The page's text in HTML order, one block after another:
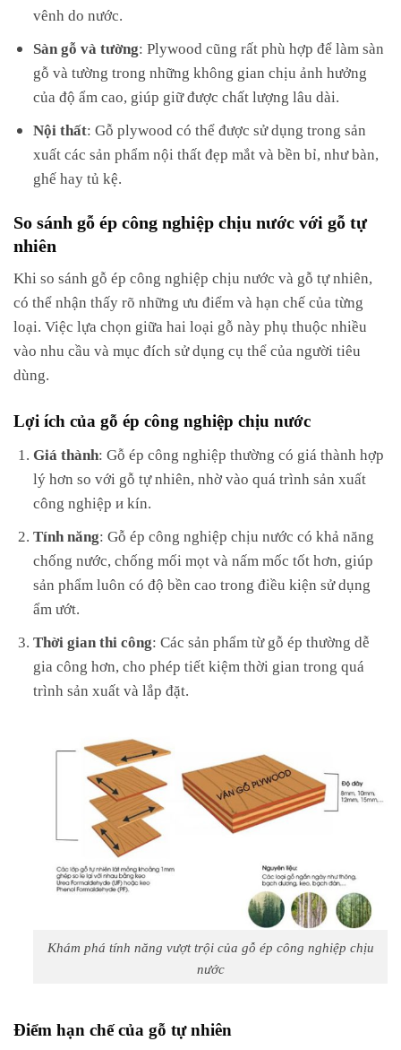
vênh do nước.
Sàn gỗ và tường: Plywood cũng rất phù hợp để làm sàn
gỗ và tường trong những không gian chịu ảnh hưởng
của độ ẩm cao, giúp giữ được chất lượng lâu dài.
Nội thất: Gỗ plywood có thể được sử dụng trong sản
xuất các sản phẩm nội thất đẹp mắt và bền bỉ, như bàn,
ghế hay tủ kệ.
So sánh gỗ ép công nghiệp chịu nước với gỗ tự
nhiên
Khi so sánh gỗ ép công nghiệp chịu nước và gỗ tự nhiên,
có thể nhận thấy rõ những ưu điểm và hạn chế của từng
loại. Việc lựa chọn giữa hai loại gỗ này phụ thuộc nhiều
vào nhu cầu và mục đích sử dụng cụ thể của người tiêu
dùng.
Lợi ích của gỗ ép công nghiệp chịu nước
Giá thành: Gỗ ép công nghiệp thường có giá thành hợp
lý hơn so với gỗ tự nhiên, nhờ vào quá trình sản xuất
công nghiệp и kín.
Tính năng: Gỗ ép công nghiệp chịu nước có khả năng
chống nước, chống mối mọt và nấm mốc tốt hơn, giúp
sản phẩm luôn có độ bền cao trong điều kiện sử dụng
ẩm ướt.
Thời gian thi công: Các sản phẩm từ gỗ ép thường dễ
gia công hơn, cho phép tiết kiệm thời gian trong quá
trình sản xuất và lắp đặt.
Khám phá tính năng vượt trội của gỗ ép công nghiệp chịu
nước
Điểm hạn chế của gỗ tự nhiên